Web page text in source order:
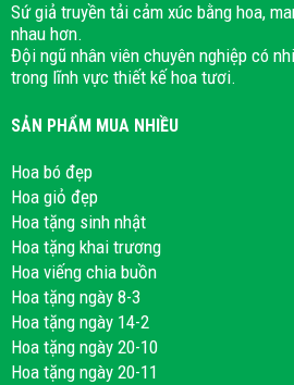
Sứ giả truyền tải cảm xúc bằng hoa,
nhau hơn.
Đội ngũ nhân viên chuyên nghiệp có
trong lĩnh vực thiết kế hoa tươi.
SẢN PHẨM MUA NHIỀU
Hoa bó đẹp
Hoa giỏ đẹp
Hoa tặng sinh nhật
Hoa tặng khai trương
Hoa viếng chia buồn
Hoa tặng ngày 8-3
Hoa tặng ngày 14-2
Hoa tặng ngày 20-10
Hoa tặng ngày 20-11